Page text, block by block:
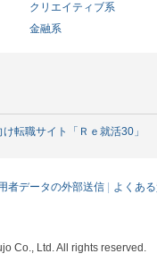
クリエイティブ系
金融系
転職サイト「Ｒｅ就活30」
者データの外部送信 よくあ
Co., Ltd. All rights reserved.